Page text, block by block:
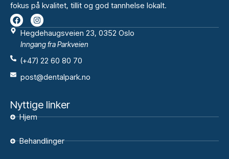
fokus på kvalitet, tillit og god tannhelse lokalt.
Hegdehaugsveien 23, 0352 Oslo
Inngang fra Parkveien
(+47) 22 60 80 70
post@dentalpark.no
Nyttige linker
Hjem
Behandlinger